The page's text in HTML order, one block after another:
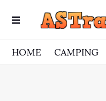
HOME CAMPING